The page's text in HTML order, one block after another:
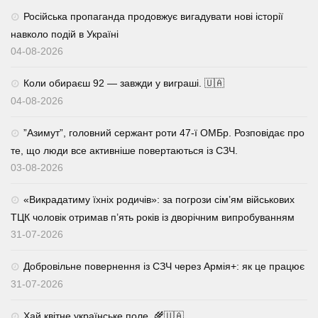
Російська пропаганда продовжує вигадувати нові історії
навколо подій в Україні
04-08-2026
Коли обираєш 92 — завжди у виграші. 🇺🇦
04-08-2026
⁨”Азимут”, головний сержант роти 47-ї ОМБр. Розповідає про
те, що люди все активніше повертаються із СЗЧ.
03-08-2026
«Викрадатиму їхніх родичів»: за погрози сім’ям військових
ТЦК чоловік отримав п’ять років із дворічним випробуванням
31-07-2026
Добровільне повернення із СЗЧ через Армія+: як це працює
31-07-2026
Хай квітне українське поле. 🌾🇺🇦